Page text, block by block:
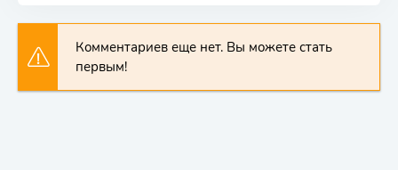
Комментариев еще нет. Вы можете стать
первым!